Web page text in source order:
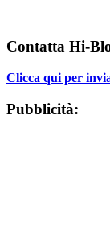
Contatta Hi-
Clicca qui per
Pubblicità: